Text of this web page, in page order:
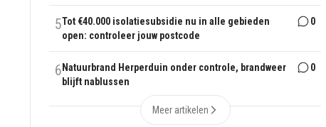
5Tot €40.000 isolatiesubsidie nu in alle gebieden
open: controleer jouw postcode
0
6 Natuurbrand Herperduin onder controle, brandweer
blijft nablussen
0
Meer artikelen